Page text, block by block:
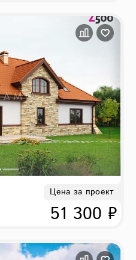
Цена за проект
51 300 ₽